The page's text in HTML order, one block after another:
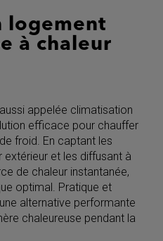
logement
à chaleur
appelée climatisation
efficace pour chauffer
froid. En captant les
et les diffusant à
de chaleur instantanée,
optimal. Pratique et
alternative performante
chaleureuse pendant la